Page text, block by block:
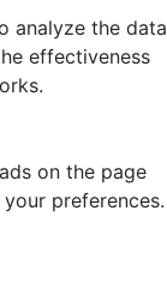
analyze the data
effectiveness
on the page
preferences.